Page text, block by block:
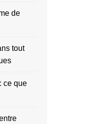
de
tout
ce que